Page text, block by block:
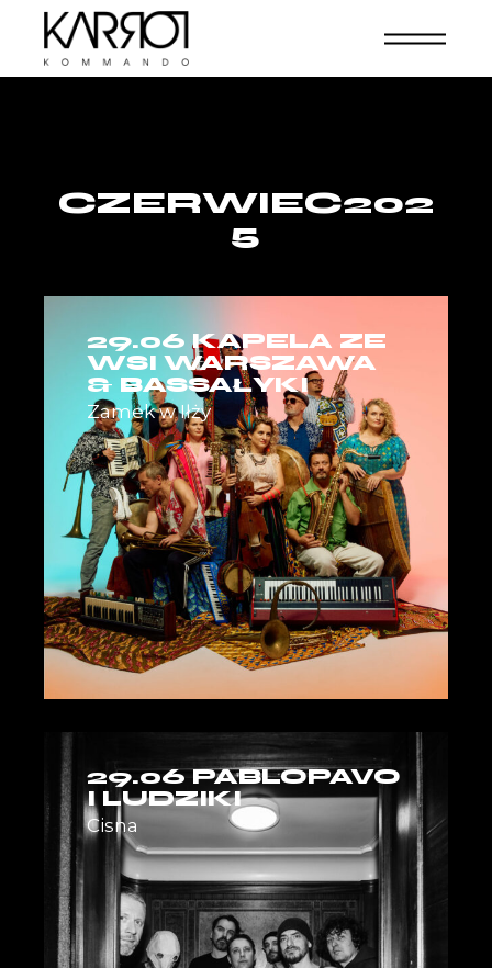
CZERWIEC202
5
29.06 KAPELA ZE
WSI WARSZAWA
& BASSAŁYKI
Zamek w Iłży
29.06 PABLOPAVO
I LUDZIKI
Cisna